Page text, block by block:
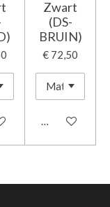
Zwart
(DS-
BRUIN)
€ 72,50
In